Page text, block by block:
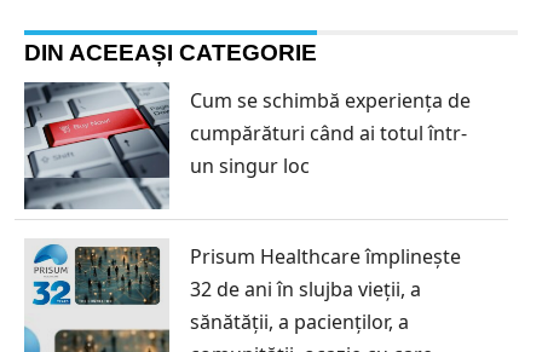
DIN ACEEAȘI CATEGORIE
Cum se schimbă experiența de
cumpărături când ai totul într-
un singur loc
Prisum Healthcare împlinește
32 de ani în slujba vieții, a
sănătății, a pacienților, a